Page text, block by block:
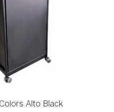
Alto Black